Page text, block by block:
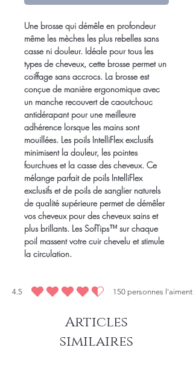
Une brosse qui démêle en profondeur
même les mèches les plus rebelles sans
casse ni douleur. Idéale pour tous les
types de cheveux, cette brosse permet un
coiffage sans accrocs. La brosse est
conçue de manière ergonomique avec
un manche recouvert de caoutchouc
antidérapant pour une meilleure
adhérence lorsque les mains sont
mouillées. Les poils IntelliFlex exclusifs
minimisent la douleur, les pointes
fourchues et la casse des cheveux. Ce
mélange parfait de poils IntelliFlex
exclusifs et de poils de sanglier naturels
de qualité supérieure permet de démêler
vos cheveux pour des cheveux sains et
plus brillants. Les SofTips™ sur chaque
poil massent votre cuir chevelu et stimule
la circulation.
4.5 150 personnes l'aiment
la note moyenne est 4.5 sur 5, d'après 150 votes,
Articles
similaires